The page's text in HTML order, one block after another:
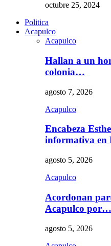
octubre 25, 2024
Politica
Acapulco
Acapulco
Hallan a un
colonia…
agosto 7, 2026
Acapulco
Encabeza
informativa
agosto 5, 2026
Acapulco
Acordonan
Acapulco por…
agosto 5, 2026